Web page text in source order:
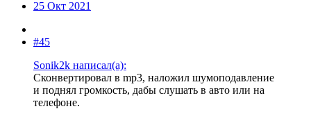
25 Окт 2021
#45
Sonik2k написал(а):
Сконвертировал в mp3, наложил шумоподавление
и поднял громкость, дабы слушать в авто или на
телефоне.